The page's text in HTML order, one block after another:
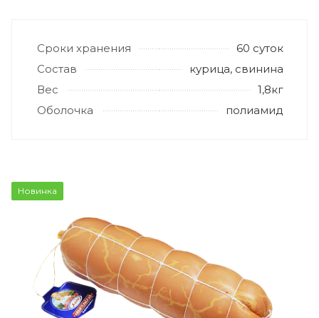
Сроки хранения
60 суток
Состав
курица, свинина
Вес
1,8кг
Оболочка
полиамид
Новинка